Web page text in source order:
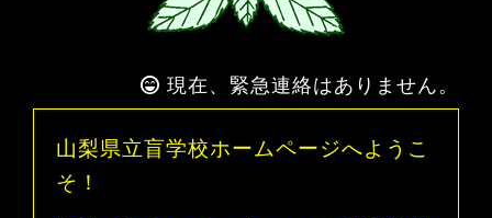
現在、緊急連絡はありません。
山梨県立盲学校ホームページへようこ
そ！